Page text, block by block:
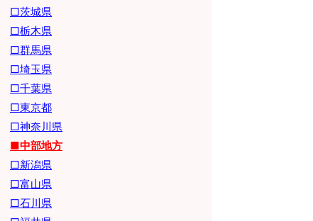
□茨城県
□栃木県
□群馬県
□埼玉県
□千葉県
□東京都
□神奈川県
■中部地方
□新潟県
□富山県
□石川県